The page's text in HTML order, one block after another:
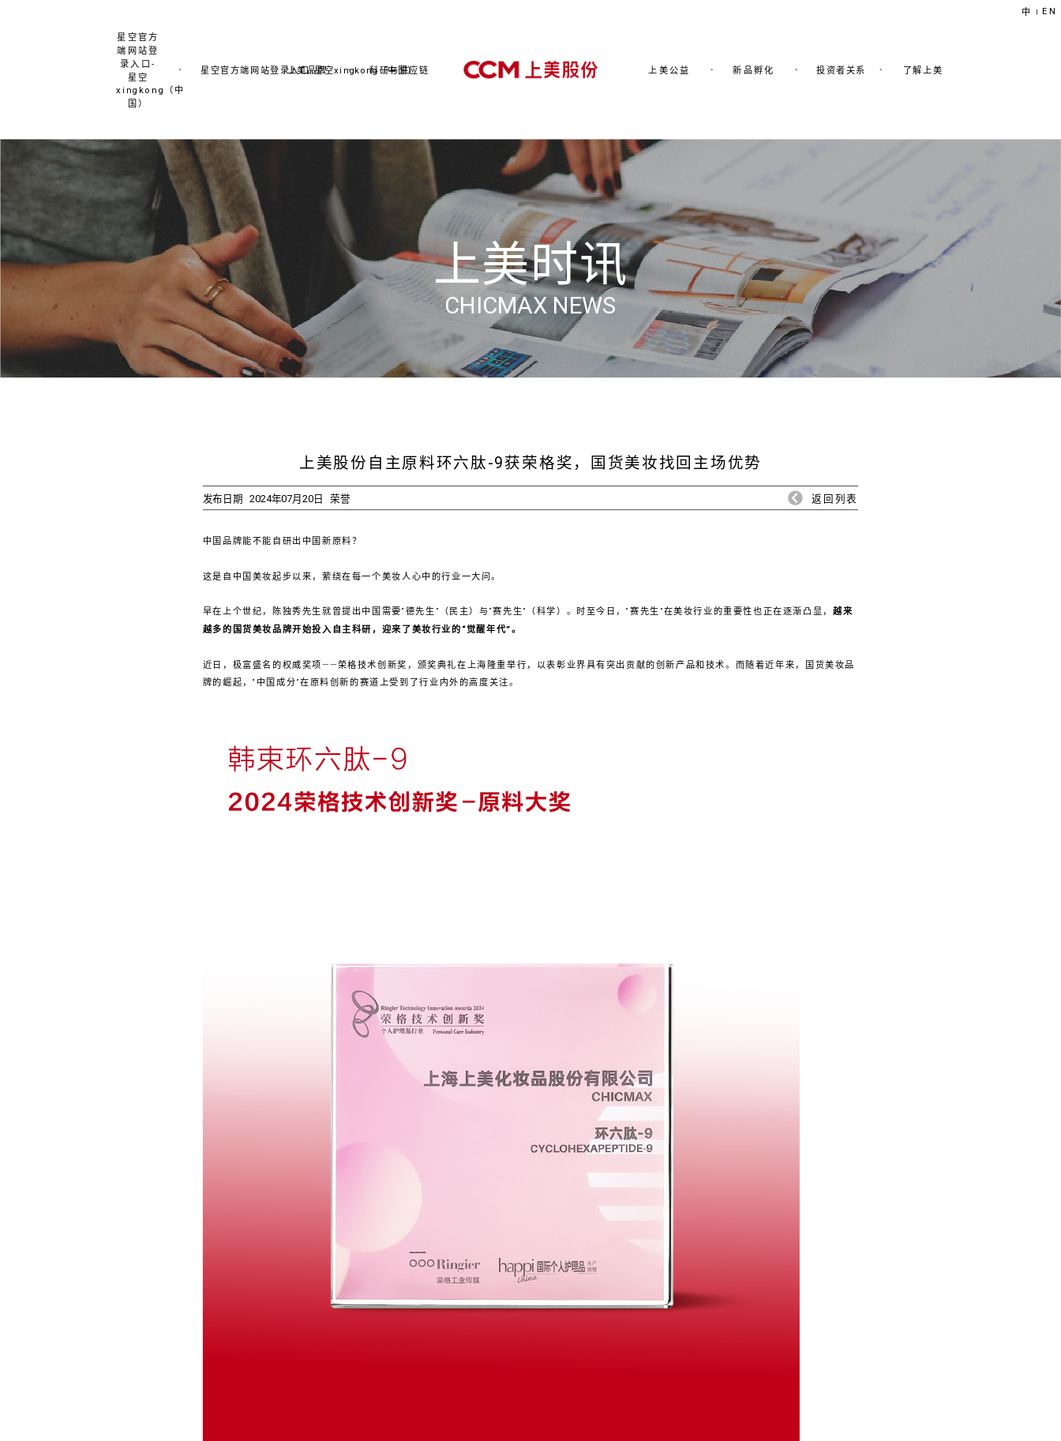
星空官方
端网站登
录入口-
星空
xingkong（中
国）
星空官方端网站登录入口-星空xingkong（中国）
上美品牌 科研与供应链 上美公益 新品孵化 投资者关系 了解上美
中 | EN
上美时讯
CHICMAX NEWS
上美股份自主原料环六肽-9获荣格奖，国货美妆找回主场优势
发布日期 2024年07月20日 荣誉 返回列表
中国品牌能不能自研出中国新原料？
这是自中国美妆起步以来，萦绕在每一个美妆人心中的行业一大问。
早在上个世纪，陈独秀先生就曾提出中国需要“德先生”（民主）与“赛先生”（科学）。时至今日，“赛先生”在美妆行业的重要性也正在逐渐凸显， 越来
越多的国货美妆品牌开始投入自主科研，迎来了美妆行业的“觉醒年代”。
近日，极富盛名的权威奖项——荣格技术创新奖，颁奖典礼在上海隆重举行，以表彰业界具有突出贡献的创新产品和技术。而随着近年来，国货美妆品
牌的崛起，“中国成分”在原料创新的赛道上受到了行业内外的高度关注。